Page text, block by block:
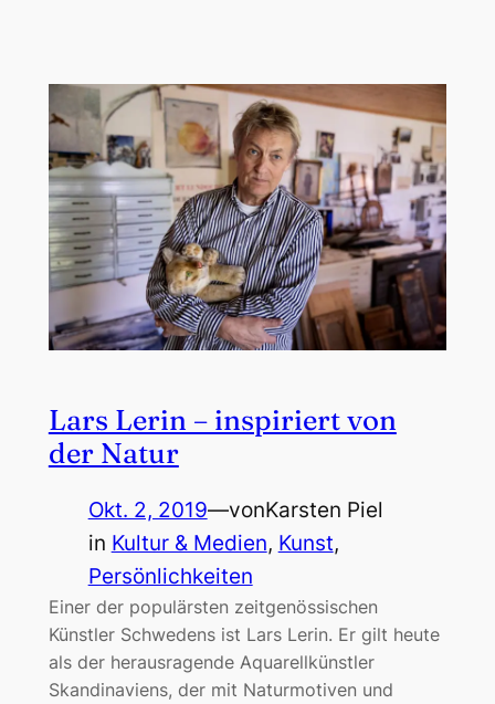
Lars Lerin – inspiriert von
der Natur
Okt. 2, 2019—vonKarsten Piel
in Kultur & Medien, Kunst
Persönlichkeiten
Einer der populärsten zeitgenössischen
Künstler Schwedens ist Lars Lerin. Er gilt heute
als der herausragende Aquarellkünstler
Skandinaviens, der mit Naturmotiven und